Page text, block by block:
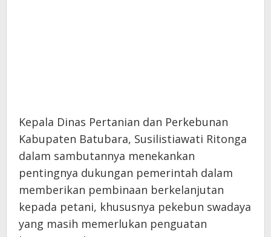
Kepala Dinas Pertanian dan Perkebunan
Kabupaten Batubara, Susilistiawati Ritonga
dalam sambutannya menekankan
pentingnya dukungan pemerintah dalam
memberikan pembinaan berkelanjutan
kepada petani, khususnya pekebun swadaya
yang masih memerlukan penguatan